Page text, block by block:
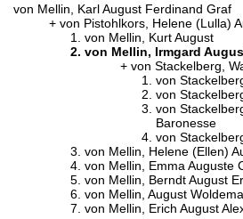
von Mellin, Karl August Ferdinand Graf
von Pistohlkors, Helene (Lulla)
von Mellin, Kurt August
von Mellin, Irmgard
von Stackelberg,
von
von
von
Baronesse
von
von Mellin, Helene (Ellen)
von Mellin, Emma Auguste
von Mellin, Berndt August
von Mellin, August
von Mellin, Erich August